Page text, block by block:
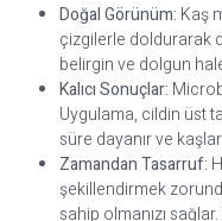
Doğal Görünüm: Kaş
çizgilerle doldurarak
belirgin ve dolgun
Kalıcı Sonuçlar:
Uygulama, cildin üst
süre dayanır ve
Zamandan Tasarruf:
şekillendirmek
sahip olmanızı